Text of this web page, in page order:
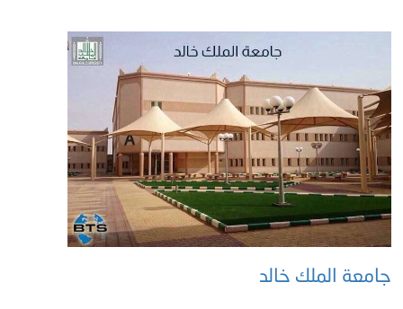
جامعة الملك خالد